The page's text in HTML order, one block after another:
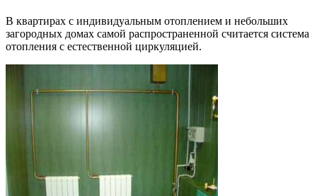
В квартирах с индивидуальным отоплением и небольших
загородных домах самой распространенной считается система
отопления с естественной циркуляцией.